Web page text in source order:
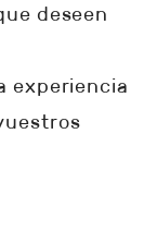
deseen
experiencia